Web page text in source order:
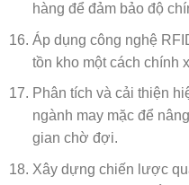
hàng để đảm bảo độ
Áp dụng công nghệ
tồn kho một cách chính
Phân tích và cải thiện
ngành may mặc để
gian chờ đợi.
Xây dựng chiến lược